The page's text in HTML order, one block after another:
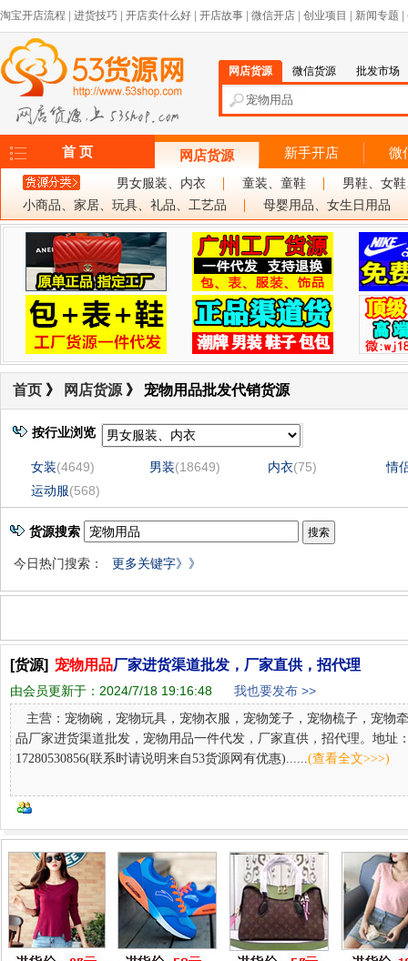
淘宝开店流程 进货技巧 开店卖什么好 开店故事 微信开店 创业项目 新闻专题
网店货源 微信货源 批发市场
首 页 网店货源 新手开店 微
男女服装、内衣 童装、童鞋
男鞋、女
小商品、家居、玩具、礼品、工艺品
母婴用品、女生日用品
首页 》 网店货源 》 宠物用品批发代销货源
按行业浏览
女装(4649) 男装(18649) 内衣(75)
情
运动服(568)
货源搜索
今日热门搜索： 更多关键字》》
[货源] 宠物用品厂家进货渠道批发，厂家直供，招代理
由会员更新于： 2024/7/18 19:16:48 我也要发布 >>
主营：宠物碗，宠物玩具，宠物衣服，宠物笼子，宠物梳子，宠物
品厂家进货渠道批发，宠物用品一件代发，厂家直供，招代理。地址
17280530856(联系时请说明来自53货源网有优惠)......(查看全文>>>)